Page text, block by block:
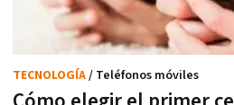
TECNOLOGÍA/ Teléfonos móviles